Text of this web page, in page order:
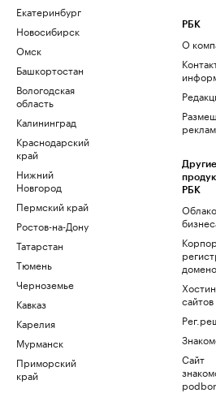
Екатеринбург
Новосибирск
Омск
Башкортостан
Вологодская
область
Калининград
Краснодарский
край
Нижний
Новгород
Пермский край
Ростов-на-Дону
Татарстан
Тюмень
Черноземье
Кавказ
Карелия
Мурманск
Приморский
край
РБК
О
Другие
РБК
сайтов
Сайт